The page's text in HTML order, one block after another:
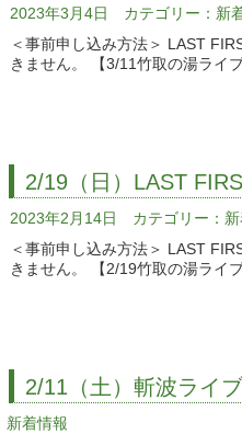
2023年3月4日 カテゴリー： 新
＜事前申し込み方法＞ LAST
きません。 【3/11竹取の湯ラ
2/19（日）LAST
2023年2月14日 カテゴリー：
＜事前申し込み方法＞ LAST
きません。 【2/19竹取の湯ラ
2/11（土）斬波ライ
新着情報